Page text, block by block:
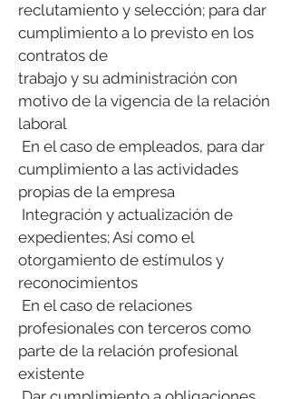
reclutamiento y selección; para dar
cumplimiento a lo previsto en los
contratos de
trabajo y su administración con
motivo de la vigencia de la relación
laboral
​ En el caso de empleados, para dar
cumplimiento a las actividades
propias de la empresa
​ Integración y actualización de
expedientes; Así como el
otorgamiento de estímulos y
reconocimientos
​ En el caso de relaciones
profesionales con terceros como
parte de la relación profesional
existente